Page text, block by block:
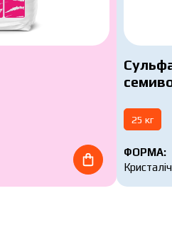
25 кг
ФОРМА: